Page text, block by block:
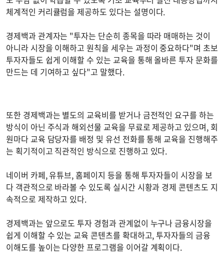
체계적인 커리큘럼을 제공하도 있다는 설명이다.
경제백과 관계자는 "투자는 단순히 종목을 따라 매매하는 것이
아니라 시장을 이해하고 원칙을 세우는 과정이 중요하다"며 초보
투자자들도 쉽게 이해할 수 있는 교육을 통해 올바른 투자 문화를
만드는 데 기여하고 싶다"고 말했다.
또한 경제백과는 별도의 교육비를 받거나 금전적인 요구를 하는
방식이 아닌 주식과 해외선물 교육을 무료로 제공하고 있으며, 회
원마다 교육 담당자를 배정 및 유선 전화를 통해 교육을 진행해주
는 획기적이고 직관적인 방식으로 진행하고 있다.
네이버 카페, 유튜브, 홈페이지 등을 통해 투자자들이 시장을 보
다 객관적으로 바라볼 수 있도록 실시간 시황과 경제 콘텐츠도 지
속적으로 제작하고 있다.
경제백과는 앞으로도 투자 경험과 관계없이 누구나 금융시장을
쉽게 이해할 수 있는 교육 콘텐츠를 확대하고, 투자자들의 금융
이해도를 높이는 다양한 프로그램을 이어갈 계획이다.